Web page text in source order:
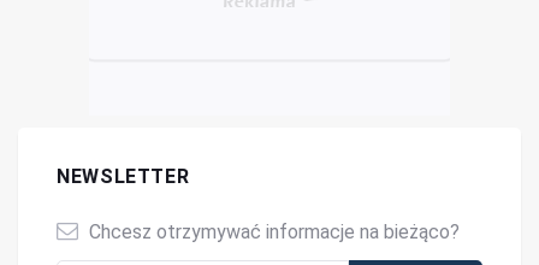
NEWSLETTER
Chcesz otrzymywać informacje na bieżąco?